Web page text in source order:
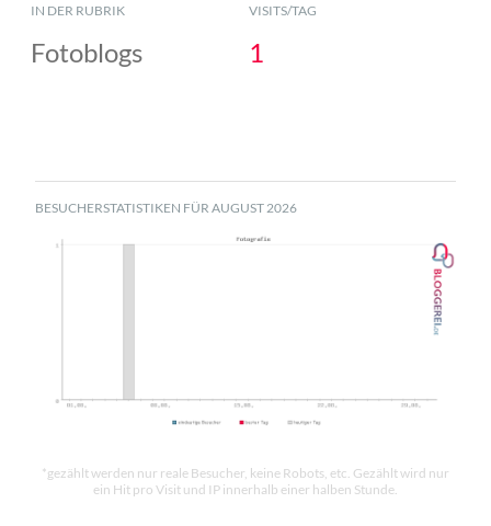
IN DER RUBRIK
Fotoblogs
VISITS/TAG
1
BESUCHERSTATISTIKEN FÜR AUGUST 2026
*gezählt werden nur reale Besucher, keine Robots, etc. Gezählt wird nur
ein Hit pro Visit und IP innerhalb einer halben Stunde.